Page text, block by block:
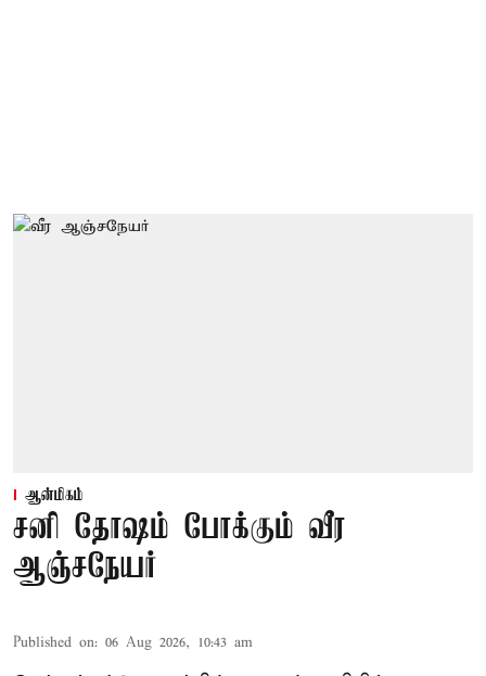
ஆன்மிகம்
சனி தோஷம் போக்கும் வீர
ஆஞ்சநேயர்
Published on: 06 Aug 2026, 10:43 am